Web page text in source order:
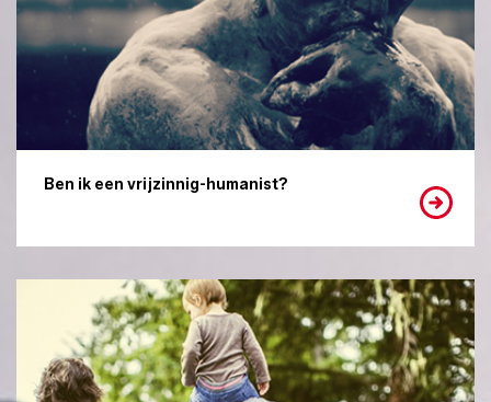
Ben ik een vrijzinnig-humanist?